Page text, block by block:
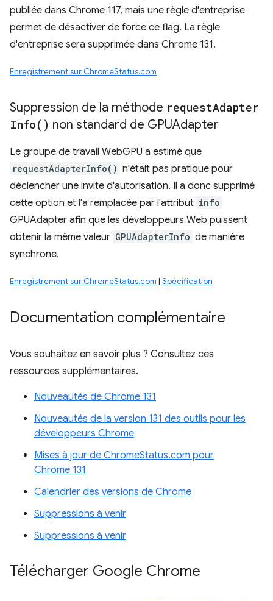
publiée dans Chrome 117, mais une règle d'entreprise
permet de désactiver de force ce flag. La règle
d'entreprise sera supprimée dans Chrome 131.
Enregistrement sur ChromeStatus.com
Suppression de la méthode requestAdapter
Info( ) non standard de GPUAdapter
Le groupe de travail WebGPU a estimé que
requestAdapterInfo() n'était pas pratique pour
déclencher une invite d'autorisation. Il a donc supprimé
cette option et l'a remplacée par l'attribut info
GPUAdapter afin que les développeurs Web puissent
obtenir la même valeur GPUAdapterInfo de manière
synchrone.
Enregistrement sur ChromeStatus.com | Spécification
Documentation complémentaire
Vous souhaitez en savoir plus ? Consultez ces
ressources supplémentaires.
Nouveautés de Chrome 131
Nouveautés de la version 131 des outils pour les
développeurs Chrome
Mises à jour de ChromeStatus.com pour
Chrome 131
Calendrier des versions de Chrome
Suppressions à venir
Suppressions à venir
Télécharger Google Chrome